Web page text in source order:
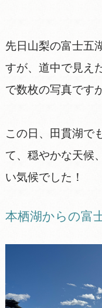
先日山梨の富士五
すが、道中で見え
で数枚の写真です
この日、田貫湖で
て、穏やかな天候
い気候でした！
本栖湖からの富